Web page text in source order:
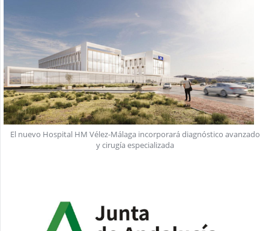
El nuevo Hospital HM Vélez-Málaga incorporará diagnóstico avanzado
y cirugía especializada